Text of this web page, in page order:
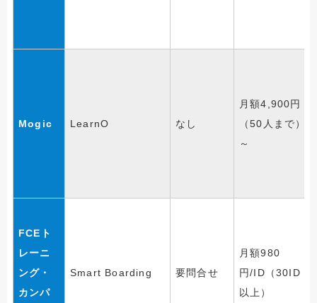
Mogic LearnO なし
月額4,900円
（50人まで）
～
FCEト
レーニ
ング・
カンパ
Smart Boarding 要問合せ
月額980
円/ID（30ID
以上）